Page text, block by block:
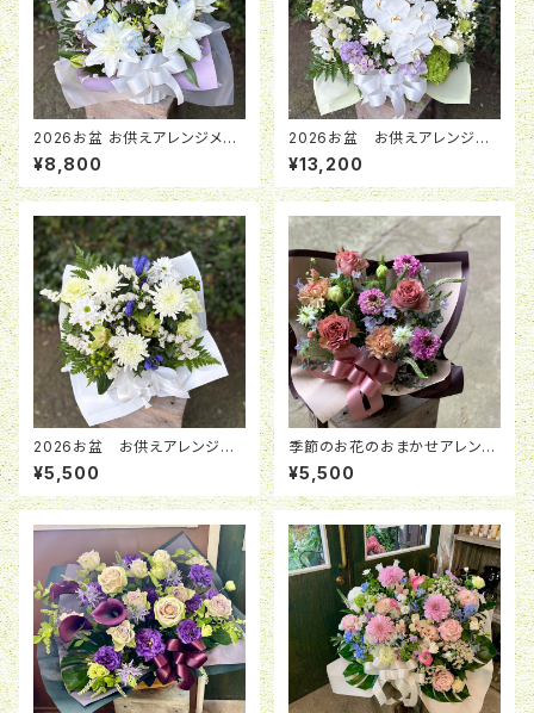
2026お盆 お供えアレンジメン
ト「月明」 ￥8,800
¥8,800
2026お盆 お供えアレンジメ
ント「紫苑」 ¥13,200
¥13,200
2026お盆 お供えアレンジメ
ント「清風」 ￥5,500
¥5,500
季節のお花のおまかせアレンジ
メント
¥5,500